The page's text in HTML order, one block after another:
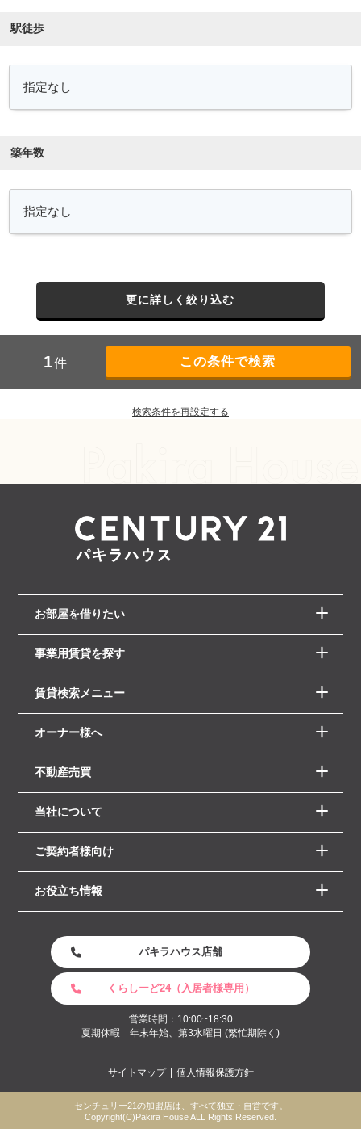
駅徒歩
築年数
更に詳しく絞り込む
1件
検索条件を再設定する
お部屋を借りたい
事業用賃貸を探す
賃貸検索メニュー
オーナー様へ
不動産売買
当社について
ご契約者様向け
お役立ち情報
パキラハウス店舗
くらしーど24（入居者様専用）
営業時間：10:00~18:30
夏期休暇 年末年始、第3水曜日 (繁忙期除く)
サイトマップ 個人情報保護方針
センチュリー21の加盟店は、すべて独立・自営です。
Copyright(C)Pakira House ALL Rights Reserved.